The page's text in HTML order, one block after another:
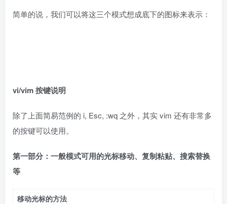
简单的说，我们可以将这三个模式想成底下的图标来表示：
vi/vim按键说明
除了上面简易范例的 i, Esc, :wq 之外，其实 vim 还有非常多
的按键可以使用。
第一部分：一般模式可用的光标移动、复制粘贴、搜索替换
等
移动光标的方法